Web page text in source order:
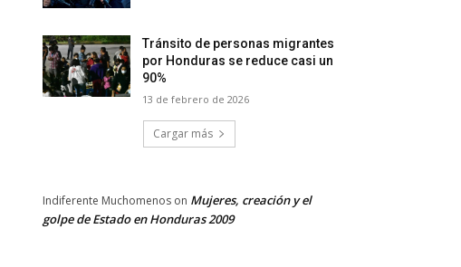
Tránsito de personas migrantes
por Honduras se reduce casi un
90%
13 de febrero de 2026
Cargar más
Indiferente Muchomenos on Mujeres, creación y el
golpe de Estado en Honduras 2009